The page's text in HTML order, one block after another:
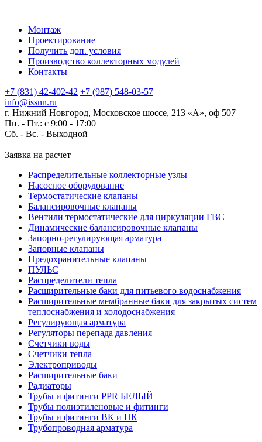
Монтаж
Проектирование
Получить доп. условия
Производство коллекторных модулей
Контакты
+7 (831) 42-402-42 +7 (987) 548-03-57
info@issnn.ru
г. Нижний Новгород, Московское шоссе, 213 «А», оф 507
Пн. - Пт.: с 9:00 - 17:00
Сб. - Вс. - Выходной
Заявка на расчет
Распределительные коллекторные узлы
Насосное оборудование
Термостатические клапаны
Балансировочные клапаны
Вентили термостатические для циркуляции ГВС
Динамические балансировочные клапаны
Запорно-регулирующая арматура
Запорные клапаны
Предохранительные клапаны
ПУЛЬС
Распределители тепла
Расширительные баки для питьевого водоснабжения
Расширительные мембранные баки для закрытых систем
теплоснабжения и холодоснабжения
Регулирующая арматура
Регуляторы перепада давления
Счетчики воды
Счетчики тепла
Электроприводы
Расширительные баки
Радиаторы
Трубы и фитинги PPR БЕЛЫЙ
Трубы полиэтиленовые и фитинги
Трубы и фитинги ВК и НК
Трубопроводная арматура